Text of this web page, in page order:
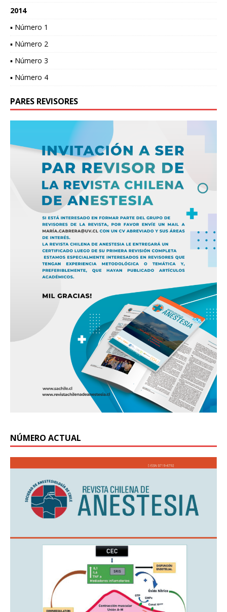
2014
▪ Número 1
▪ Número 2
▪ Número 3
▪ Número 4
PARES REVISORES
NÚMERO ACTUAL